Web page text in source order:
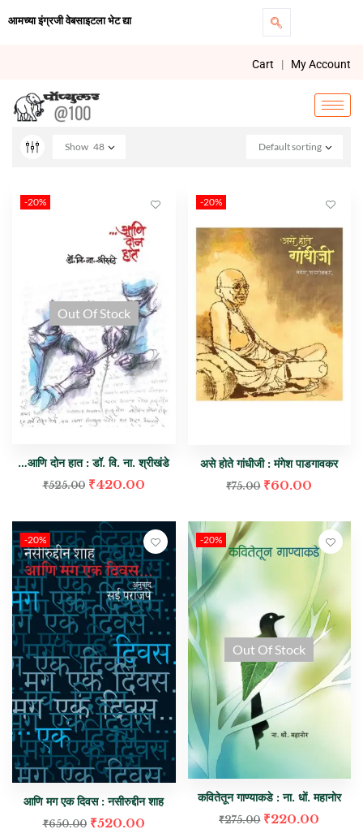
आमच्या इंग्रजी वेबसाइटला भेट द्या
Cart | My Account
Default sorting
Show 48
-20%
Out Of Stock
…आणि दोन हात : डॉ. वि. ना. श्रीखंडे
₹525.00 ₹420.00
-20%
असे होते गांधीजी : मंगेश पाडगावकर
₹75.00 ₹60.00
-20%
आणि मग एक दिवस : नसीरुद्दीन शाह
₹650.00 ₹520.00
-20%
Out Of Stock
कवितेतून गाण्याकडे : ना. धों. महानोर
₹275.00 ₹220.00